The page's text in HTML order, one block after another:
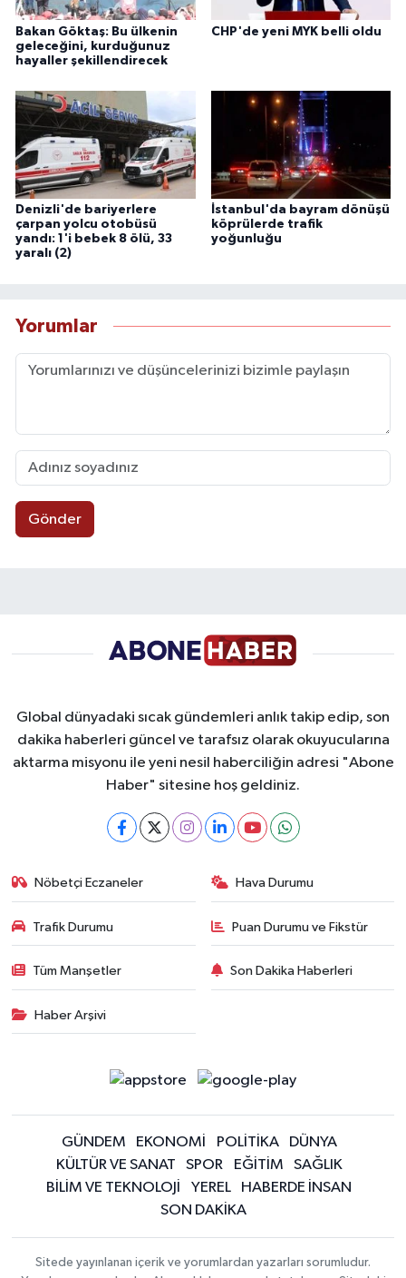
Bakan Göktaş: Bu ülkenin
geleceğini, kurduğunuz
hayaller şekillendirecek
CHP'de yeni MYK belli oldu
Denizli'de bariyerlere
çarpan yolcu otobüsü
yandı: 1'i bebek 8 ölü, 33
yaralı (2)
İstanbul'da bayram dönüşü
köprülerde trafik
yoğunluğu
Yorumlar
Gönder
Global dünyadaki sıcak gündemleri anlık takip edip, son
dakika haberleri güncel ve tarafsız olarak okuyucularına
aktarma misyonu ile yeni nesil haberciliğin adresi "Abone
Haber" sitesine hoş geldiniz.
Nöbetçi Eczaneler Hava Durumu
Trafik Durumu Puan Durumu ve Fikstür
Tüm Manşetler Son Dakika Haberleri
Haber Arşivi
GÜNDEM EKONOMİ POLİTİKA
DÜNYA
KÜLTÜR VE SANAT
SPOR EĞİTİM
SAĞLIK
BİLİM VE TEKNOLOJİ
YEREL
HABERDE İNSAN
SON DAKİKA
Sitede yayınlanan içerik ve yorumlardan yazarları sorumludur.